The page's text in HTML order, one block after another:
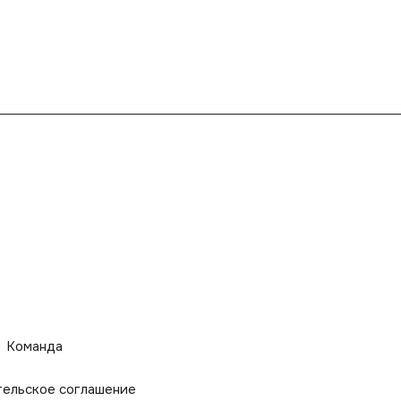
Команда
соглашение